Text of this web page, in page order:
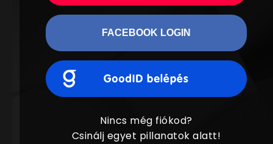
FACEBOOK LOGIN
Nincs még fiókod?
Csinálj egyet pillanatok alatt!